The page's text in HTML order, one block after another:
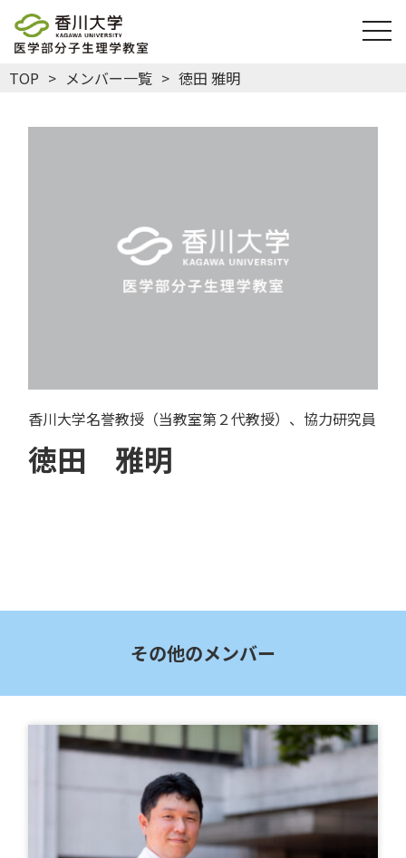
TOP メンバー一覧 徳田 雅明
香川大学名誉教授（当教室第２代教授）、協力研究員
徳田 雅明
その他のメンバー